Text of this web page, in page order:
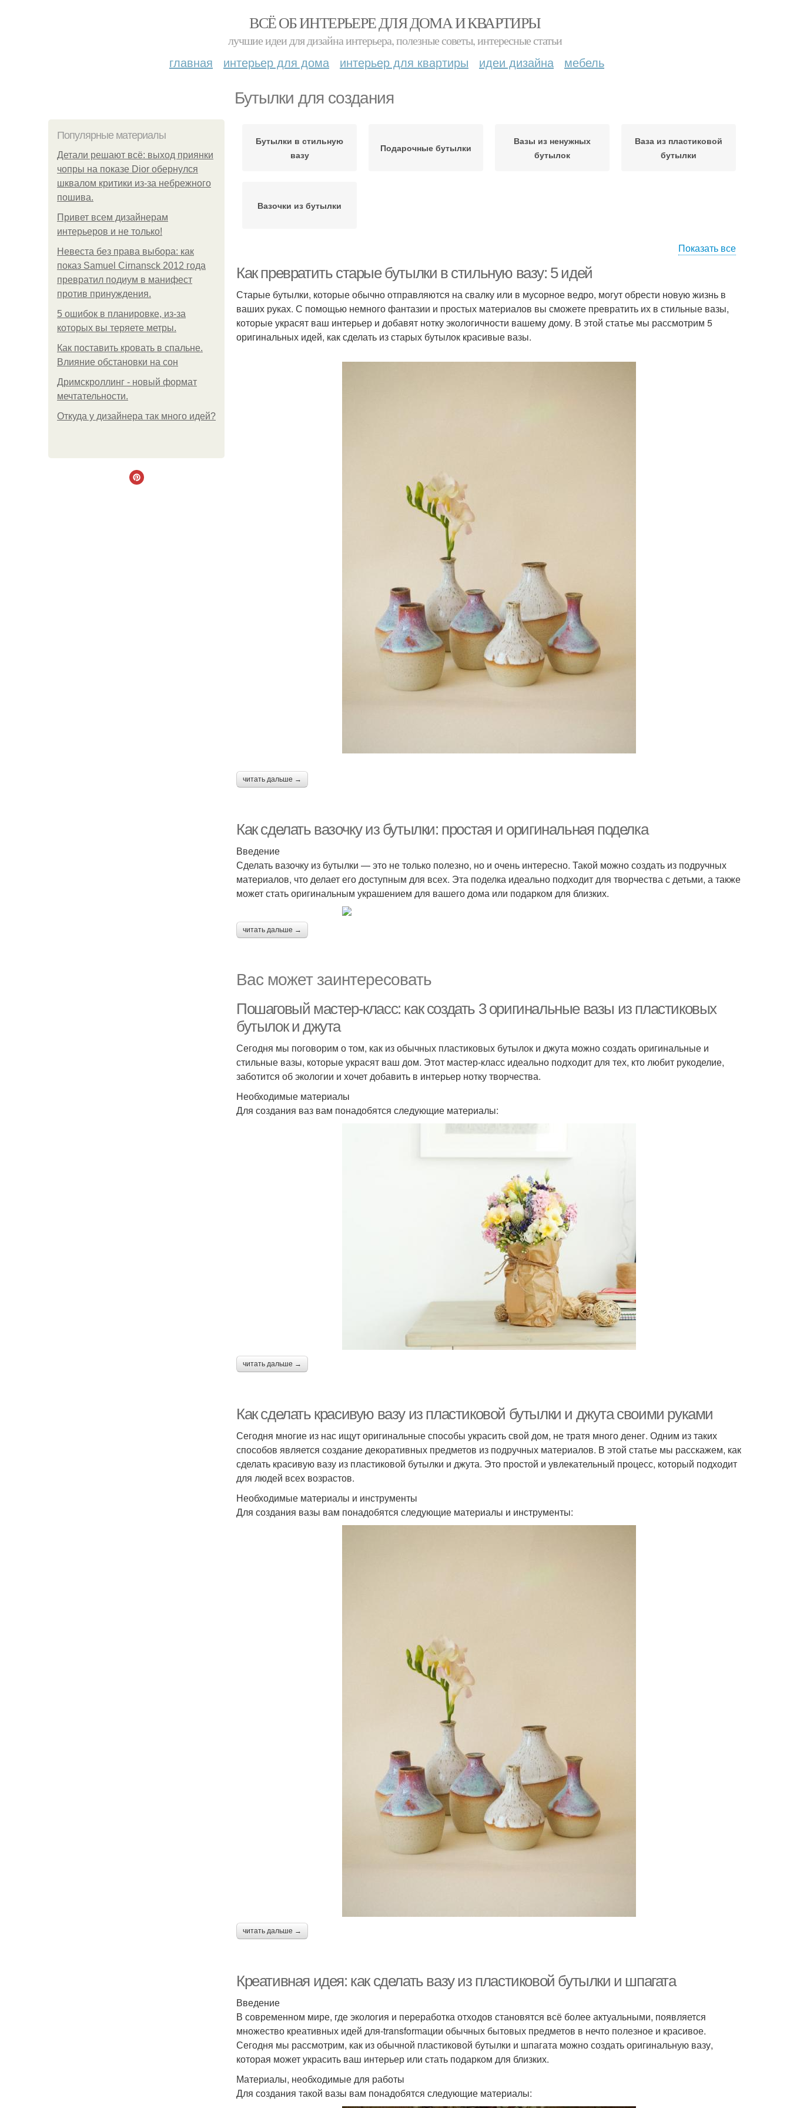
ВСЁ ОБ ИНТЕРЬЕРЕ ДЛЯ ДОМА И КВАРТИРЫ
лучшие идеи для дизайна интерьера, полезные советы, интересные статьи
главная интерьер для дома интерьер для квартиры идеи дизайна мебель
Бутылки для создания
Популярные материалы
Детали решают всё: выход приянки
чопры на показе Dior обернулся
шквалом критики из-за небрежного
пошива.
Привет всем дизайнерам
интерьеров и не только!
Невеста без права выбора: как
показ Samuel Cirnansck 2012 года
превратил подиум в манифест
против принуждения.
5 ошибок в планировке, из-за
которых вы теряете метры.
Как поставить кровать в спальне.
Влияние обстановки на сон
Дримскроллинг - новый формат
мечтательности.
Откуда у дизайнера так много идей?
Бутылки в стильную
вазу
Подарочные бутылки
Вазы из ненужных
бутылок
Ваза из пластиковой
бутылки
Вазочки из бутылки
Показать все
Как превратить старые бутылки в стильную вазу: 5 идей
Старые бутылки, которые обычно отправляются на свалку или в мусорное ведро, могут обрести новую жизнь в
ваших руках. С помощью немного фантазии и простых материалов вы сможете превратить их в стильные вазы,
которые украсят ваш интерьер и добавят нотку экологичности вашему дому. В этой статье мы рассмотрим 5
оригинальных идей, как сделать из старых бутылок красивые вазы.
читать дальше →
Как сделать вазочку из бутылки: простая и оригинальная поделка
Введение
Сделать вазочку из бутылки — это не только полезно, но и очень интересно. Такой можно создать из подручных
материалов, что делает его доступным для всех. Эта поделка идеально подходит для творчества с детьми, а также
может стать оригинальным украшением для вашего дома или подарком для близких.
читать дальше →
Вас может заинтересовать
Пошаговый мастер-класс: как создать 3 оригинальные вазы из пластиковых
бутылок и джута
Сегодня мы поговорим о том, как из обычных пластиковых бутылок и джута можно создать оригинальные и
стильные вазы, которые украсят ваш дом. Этот мастер-класс идеально подходит для тех, кто любит рукоделие,
заботится об экологии и хочет добавить в интерьер нотку творчества.
Необходимые материалы
Для создания ваз вам понадобятся следующие материалы:
читать дальше →
Как сделать красивую вазу из пластиковой бутылки и джута своими руками
Сегодня многие из нас ищут оригинальные способы украсить свой дом, не тратя много денег. Одним из таких
способов является создание декоративных предметов из подручных материалов. В этой статье мы расскажем, как
сделать красивую вазу из пластиковой бутылки и джута. Это простой и увлекательный процесс, который подходит
для людей всех возрастов.
Необходимые материалы и инструменты
Для создания вазы вам понадобятся следующие материалы и инструменты:
читать дальше →
Креативная идея: как сделать вазу из пластиковой бутылки и шпагата
Введение
В современном мире, где экология и переработка отходов становятся всё более актуальными, появляется
множество креативных идей для-transformации обычных бытовых предметов в нечто полезное и красивое.
Сегодня мы рассмотрим, как из обычной пластиковой бутылки и шпагата можно создать оригинальную вазу,
которая может украсить ваш интерьер или стать подарком для близких.
Материалы, необходимые для работы
Для создания такой вазы вам понадобятся следующие материалы: